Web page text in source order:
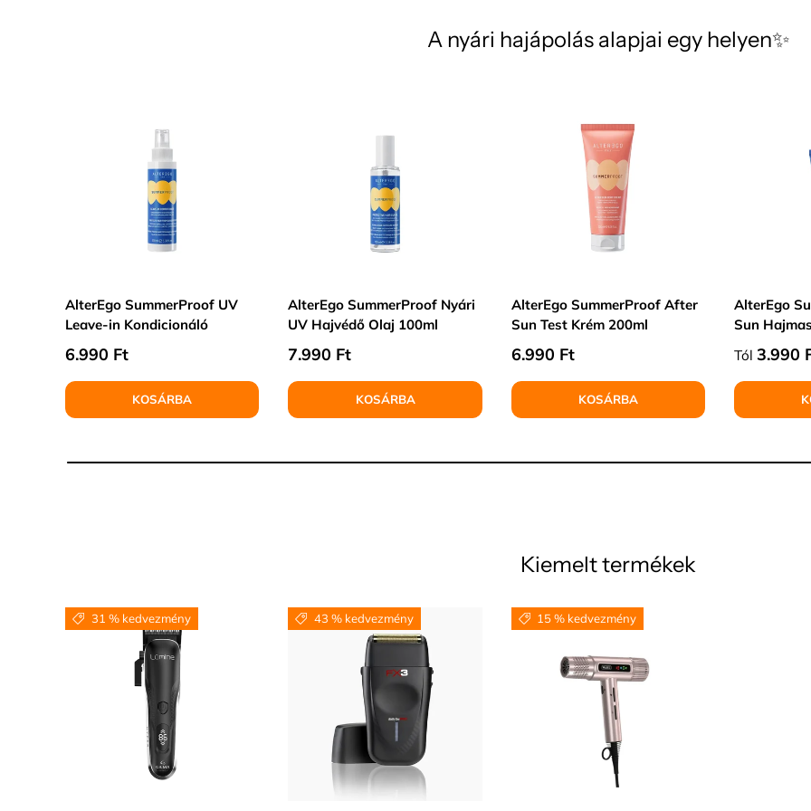
A nyári hajápolás alapjai egy helyen✨
AlterEgo SummerProof UV
Leave-in Kondicionáló
Normál ár
6.990 Ft
KOSÁRBA
AlterEgo SummerProof Nyári
UV Hajvédő Olaj 100ml
Normál ár
7.990 Ft
KOSÁRBA
AlterEgo SummerProof After
Sun Test Krém 200ml
Normál ár
6.990 Ft
KOSÁRBA
AlterEgo
Sun
Normál
Tól3.990
Kiemelt termékek
31 % kedvezmény 43 % kedvezmény 15 % kedvezmény